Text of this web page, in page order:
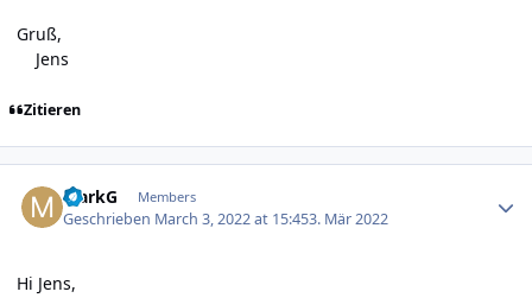
Gruß,
Jens
Zitieren
MarkG Members
Geschrieben March 3, 2022 at 15:453. Mär 2022
Hi Jens,